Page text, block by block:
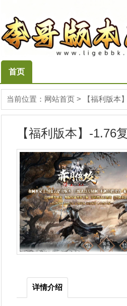
首页
当前位置： 网站首页 > 【福利版本
【福利版本】-1.76
详情介绍